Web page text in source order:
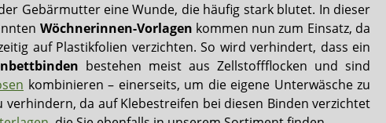
Windeln mit Folie
Fixierhosen & Netzhosen
Inkontinenz-Bademode für Frauen
für Männer Inkontinenz-Bademode für Männer
Hüftprotektoren
Anti-Dekubitus
Reinigungsschaum
iD
Dailee
Janibell
Gebärmutter eine Wunde, die häufig stark blutet. In dieser
Wöchnerinnen-Vorlagen kommen nun zum Einsatz, da
auf Plastikfolien verzichten. So wird verhindert, dass ein
bestehen meist aus Zellstoffflocken und sind
kombinieren – einerseits, um die eigene Unterwäsche zu
da auf Klebestreifen bei diesen Binden verzichtet